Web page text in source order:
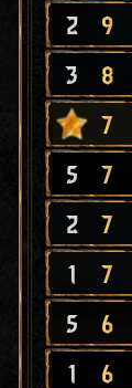
2 9
3 8
7
5 7
2 7
1 7
5 6
1 6